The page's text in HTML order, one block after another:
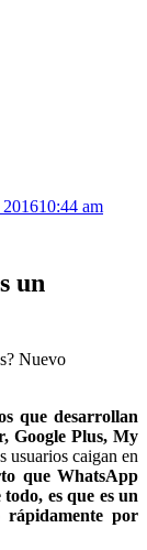
10:44 am
un
que desarrollan
Google Plus, My
usuarios caigan en
que WhatsApp
es que es un
rápidamente por